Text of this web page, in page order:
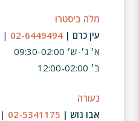
מלה ביסטרו
עין כרם | 02-6449494
|
א׳ ג׳-ש׳ 09:30-02:00
ב׳ 12:00-02:00
נעורה
אבו גוש | 02-5341175